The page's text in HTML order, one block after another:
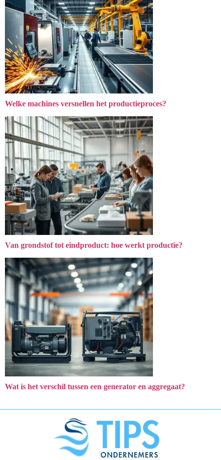
Welke machines versnellen het productieproces?
Van grondstof tot eindproduct: hoe werkt productie?
Wat is het verschil tussen een generator en aggregaat?